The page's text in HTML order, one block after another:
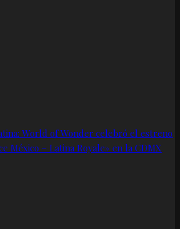
World of Wonder celebró el estreno
México – Latina Royale» en la CDMX